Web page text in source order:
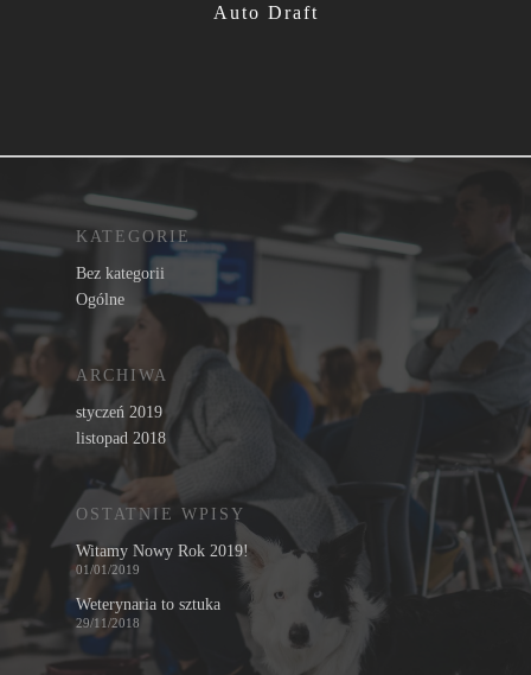
Auto Draft
KATEGORIE
Bez kategorii
Ogólne
ARCHIWA
styczeń 2019
listopad 2018
OSTATNIE WPISY
Witamy Nowy Rok 2019!
01/01/2019
Weterynaria to sztuka
29/11/2018